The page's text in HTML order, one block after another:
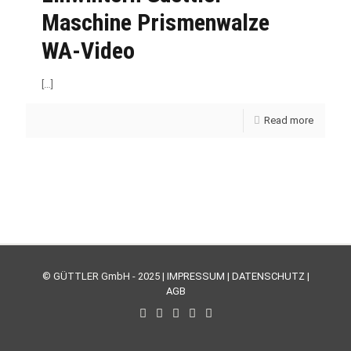
Maschine Prismenwalze
WA-Video
[…]
Read more
© GÜTTLER GmbH - 2025 | IMPRESSUM | DATENSCHUTZ|
AGB